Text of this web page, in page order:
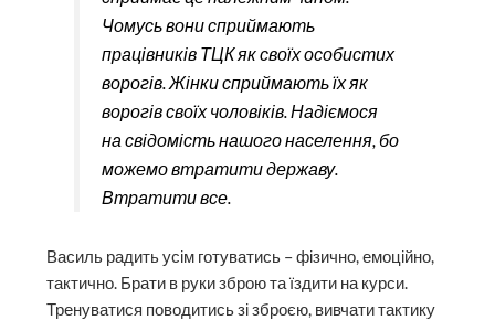
Чомусь вони сприймають
працівників ТЦК як своїх особистих
ворогів. Жінки сприймають їх як
ворогів своїх чоловіків. Надіємося
на свідомість нашого населення, бо
можемо втратити державу.
Втратити все.
Василь радить усім готуватись – фізично, емоційно,
тактично. Брати в руки зброю та їздити на курси.
Тренуватися поводитись зі зброєю, вивчати тактику